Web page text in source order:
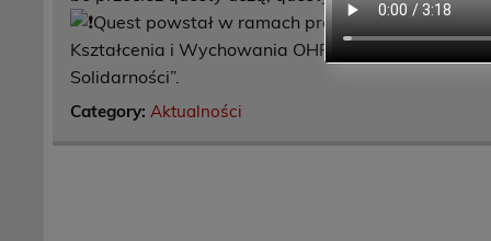
Quest powstał w ramach projektu
Kształcenia i Wychowania OHP w Oleśnicy ze
Solidarności”.
Category: Aktualności